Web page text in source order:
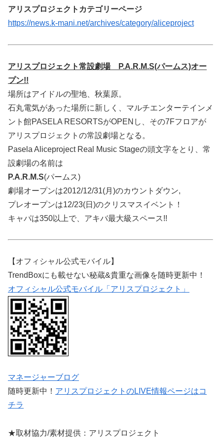
アリスプロジェクトカテゴリーページ
https://news.k-mani.net/archives/category/aliceproject
アリスプロジェクト常設劇場 P.A.R.M.S(パームス)オー
プン!!
場所はアイドルの聖地、秋葉原。
石丸電気があった場所に新しく、マルチエンターテインメ
ント館PASELA RESORTSがOPENし、その7Fフロアが
アリスプロジェクトの常設劇場となる。
Pasela Aliceproject Real Music Stageの頭文字をとり、常
設劇場の名前は
P.A.R.M.S(パームス)
劇場オープンは2012/12/31(月)のカウントダウン,
プレオープンは12/23(日)のクリスマスイベント！
キャパは350以上で、アキバ最大級スペース!!
【オフィシャル公式モバイル】
TrendBoxにも載せない秘蔵&貴重な画像を随時更新中！
オフィシャル公式モバイル「アリスプロジェクト」
マネージャーブログ
随時更新中！ アリスプロジェクトのLIVE情報ページはコ
チラ
★取材協力/素材提供：アリスプロジェクト